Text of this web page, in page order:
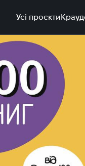
Усі проєкти
Книга про